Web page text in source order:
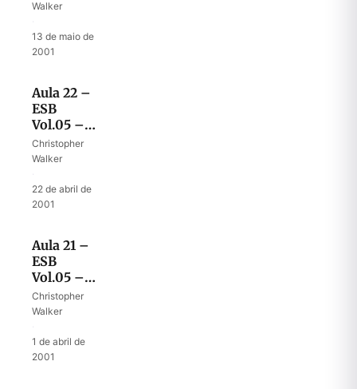
das duas
meia
Walker
13 de maio de
2001
Aula 22 –
ESB
Vol.05 –
Fidelidade
das duas
meia
Christopher
Walker
22 de abril de
2001
Aula 21 –
ESB
Vol.05 –
Cidades
de
dos
levitas
Christopher
Walker
1 de abril de
2001